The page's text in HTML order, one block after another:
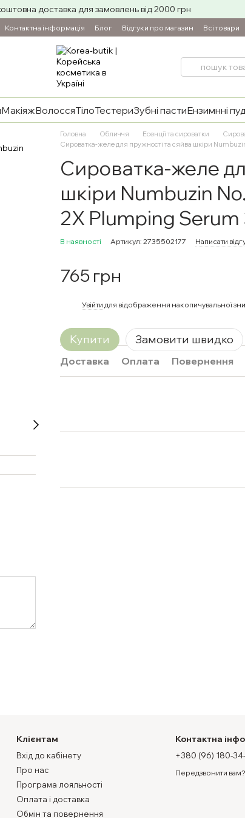
доставка для замовлень від 2000 грн
Контактна інформація Блог Відгуки про магазин Всі товари
МакіяжВолоссяТілоТестериЗубні пастиЕнзимнні
Головна Обличчя Есенції та сироватки
Сироватка-желе для пружності та сяйва шкіри
Сироватка-желе
шкіри Numbuzin
2X Plumping Serum
В наявності Артикул: 2735502177 Написати
765 грн
Увійти для відображення накопичувальної
Купити Замовити швидко
Доставка Оплата Повернення
Клієнтам
Вхід до кабінету
Про нас
Програма лояльності
Оплата і доставка
Обмін та повернення
Контактна
+380 (96) 180-
Передзвонити вам?